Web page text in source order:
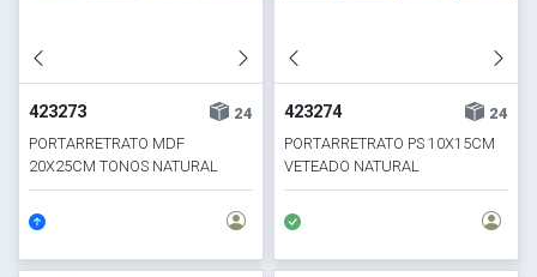
423273
24
PORTARRETRATO MDF
20X25CM TONOS NATURAL
423274
24
PORTARRETRATO PS 10X15CM
VETEADO NATURAL